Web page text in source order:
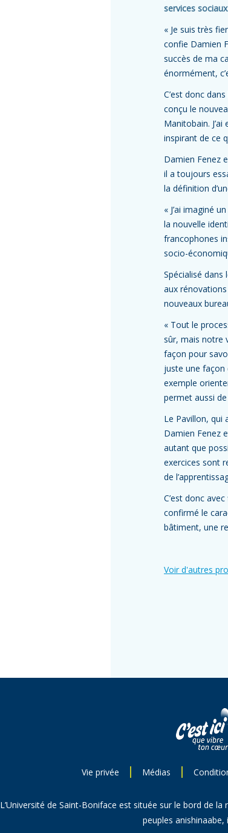
services
« Je suis très
confie Damien
succès de ma
énormément,
C’est donc
conçu le
Manitobain.
inspirant de ce
Damien Fenez
il a toujours
la définition
« J’ai imaginé
la nouvelle
francophones
socio-
Spécialisé dans
aux
nouveaux
« Tout le
sûr, mais notre
façon pour
juste une façon
exemple
permet aussi
Le Pavillon, qui
Damien Fenez
autant que
exercices sont
de
C’est donc
confirmé le
bâtiment, une
Voir d'autres
Vie privée Médias
L’Université de Saint-Boniface est située sur le bord de la
peuples